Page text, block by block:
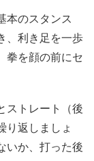
本のスタンス
、利き足を一歩
拳を顔の前にセ
ストレート（後
り返しましょ
いか、打った後